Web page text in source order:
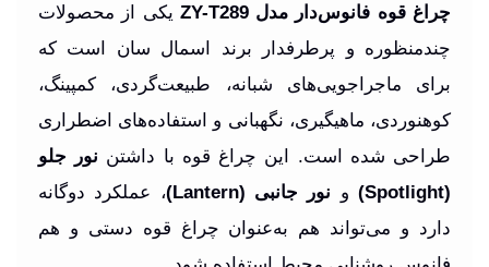
چراغ قوه فانوس‌دار مدل ZY-T289
یکی از محصولات
چندمنظوره و پرطرفدار برند اسمال سان است که
برای ماجراجویی‌های شبانه، طبیعت‌گردی، کمپینگ،
کوهنوردی، ماهیگیری، نگهبانی و استفاده‌های اضطراری
طراحی شده است. این چراغ قوه با داشتن نور جلو
(Spotlight)
و نور جانبی (Lantern)
، عملکرد دوگانه
دارد و می‌تواند هم به‌عنوان چراغ قوه دستی و هم